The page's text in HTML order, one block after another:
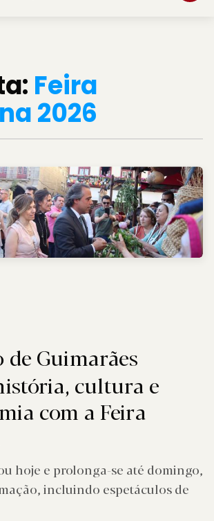
Feira
2026
de Guimarães
cultura e
com a Feira
hoje e prolonga-se até domingo,
incluindo espetáculos de